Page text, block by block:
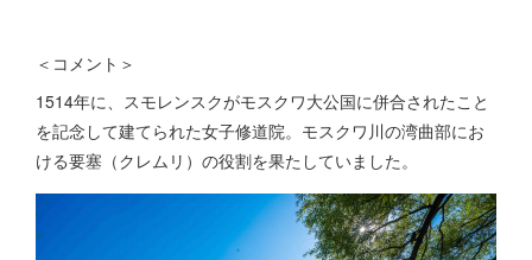
＜コメント＞
1514年に、スモレンスクがモスクワ大公国に併合されたこと
を記念して建てられた女子修道院。モスクワ川の湾曲部にお
ける要塞（クレムリ）の役割を果たしていました。